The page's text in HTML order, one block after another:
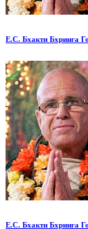
Е.С. Бхакти Бхринга
Е.С. Бхакти Бхринга